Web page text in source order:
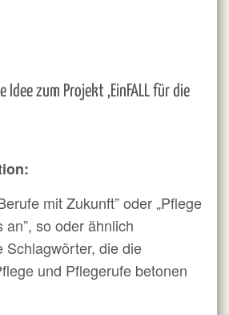
Idee zum Projekt ‚EinFALL für die
mit Zukunft” oder „Pflege
so oder ähnlich
Schlagwörter, die die
und Pflegerufe betonen